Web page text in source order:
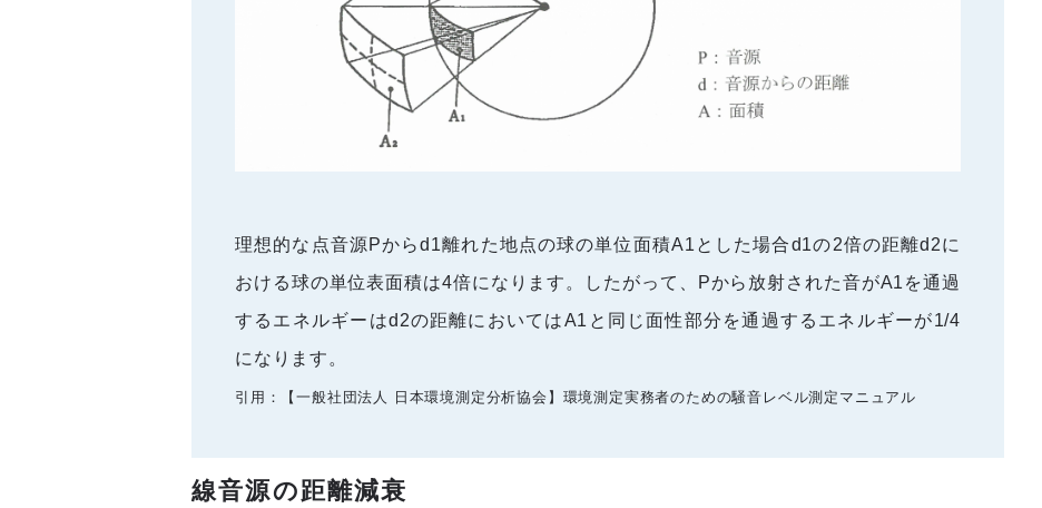
理想的な点音源Pからd1離れた地点の球の単位面積A1とした場合d1の2倍の距離d2に
おける球の単位表面積は4倍になります。したがって、Pから放射された音がA1を通過
するエネルギーはd2の距離においてはA1と同じ面性部分を通過するエネルギーが1/4
になります。
引用：【一般社団法人 日本環境測定分析協会】環境測定実務者のための騒音レベル測定マニュアル
線音源の距離減衰